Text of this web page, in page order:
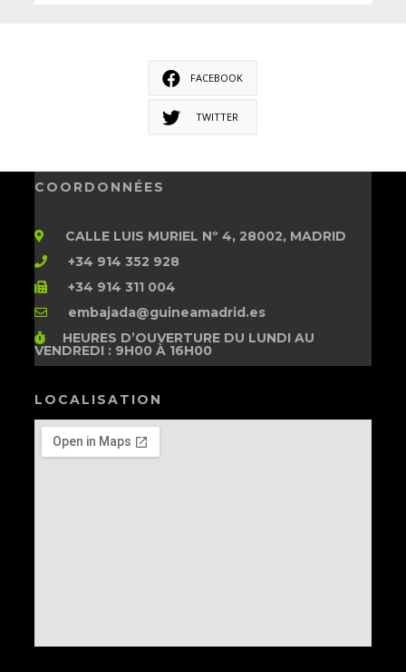
FACEBOOK
TWITTER
COORDONNÉES
CALLE LUIS MURIEL Nº 4, 28002, MADRID
+34 914 352 928
+34 914 311 004
embajada@guineamadrid.es
HEURES D’OUVERTUREDU LUNDI AU
VENDREDI : 9H00 À 16H00
LOCALISATION